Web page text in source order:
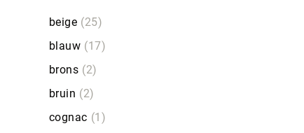
beige
25
blauw
17
brons
2
bruin
2
cognac
1